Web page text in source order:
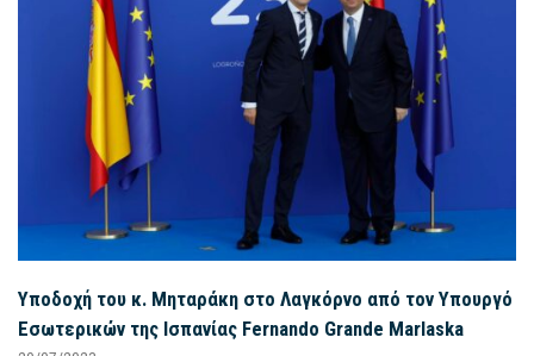
Υποδοχή του κ. Μηταράκη στο Λαγκόρνο από τον Υπουργό
Εσωτερικών της Ισπανίας Fernando Grande Marlaska